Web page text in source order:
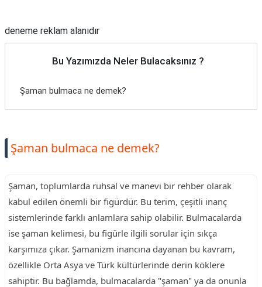
deneme reklam alanıdır
Bu Yazımızda Neler Bulacaksınız ?
Şaman bulmaca ne demek?
Şaman bulmaca ne demek?
Şaman, toplumlarda ruhsal ve manevi bir rehber olarak
kabul edilen önemli bir figürdür. Bu terim, çeşitli inanç
sistemlerinde farklı anlamlara sahip olabilir. Bulmacalarda
ise şaman kelimesi, bu figürle ilgili sorular için sıkça
karşımıza çıkar. Şamanizm inancına dayanan bu kavram,
özellikle Orta Asya ve Türk kültürlerinde derin köklere
sahiptir. Bu bağlamda, bulmacalarda "şaman" ya da onunla